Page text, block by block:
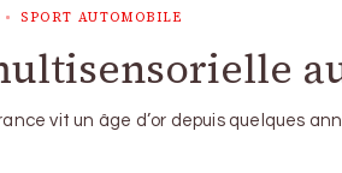
SPORT AUTOMOBILE
vit un âge d’or depuis quelques